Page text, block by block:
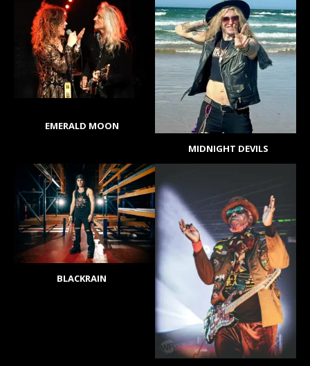
EMERALD MOON
MIDNIGHT DEVILS
BLACKRAIN